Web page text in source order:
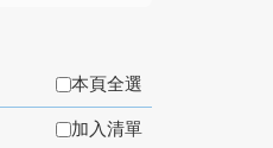
本頁全選
加入清單